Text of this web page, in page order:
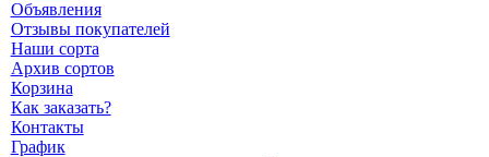
Объявления
Отзывы покупателей
Наши сорта
Архив сортов
Корзина
Как заказать?
Контакты
График